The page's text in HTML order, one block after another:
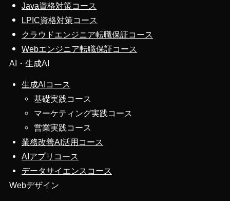
Java資格対策コース
LPIC資格対策コース
クラウドエンジニア転職保証コース
Webエンジニア転職保証コース
AI・生成AI
生成AIコース
基礎実践コース
マーケティング実践コース
営業実践コース
業務改善AI活用コース
AIアプリコース
データサイエンスコース
Webデザイン